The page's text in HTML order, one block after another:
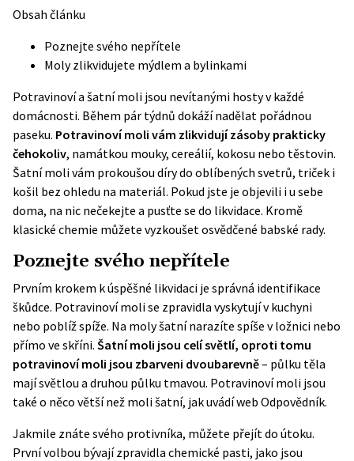
Obsah článku
Poznejte svého nepřítele
Moly zlikvidujete mýdlem a bylinkami
Potravinoví a šatní moli jsou nevítanými hosty v každé
domácnosti. Během pár týdnů dokáží nadělat pořádnou
paseku. Potravinoví moli vám zlikvidují zásoby prakticky
čehokoliv, namátkou mouky, cereálií, kokosu nebo těstovin.
Šatní moli vám prokoušou díry do oblíbených svetrů, triček i
košil bez ohledu na materiál. Pokud jste je objevili i u sebe
doma, na nic nečekejte a pusťte se do likvidace. Kromě
klasické chemie můžete vyzkoušet osvědčené babské rady.
Poznejte svého nepřítele
Prvním krokem k úspěšné likvidaci je správná identifikace
škůdce. Potravinoví moli se zpravidla vyskytují v kuchyni
nebo poblíž spíže. Na moly šatní narazíte spíše v ložnici nebo
přímo ve skříni. Šatní moli jsou celí světlí, oproti tomu
potravinoví moli jsou zbarveni dvoubarevně– půlku těla
mají světlou a druhou půlku tmavou. Potravinoví moli jsou
také o něco větší než moli šatní, jak uvádí web Odpovědník.
Jakmile znáte svého protivníka, můžete přejít do útoku.
První volbou bývají zpravidla chemické pasti, jako jsou